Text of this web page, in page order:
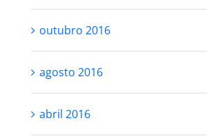
outubro 2016
agosto 2016
abril 2016